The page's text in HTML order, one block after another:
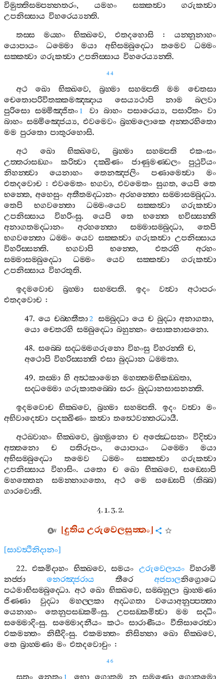
විමුත‍්තිසම‍්පන‍්නතරං, යමහං සක‍්කත්‍වා
ගරුකත්‍වා
උපනිස‍්සාය විහරෙය්‍යන‍්ති.
තස‍්ස
මය‍්හං භික‍්ඛවෙ,එතදහොසි : යන‍්නූනාහං
යොපායං
ධම‍්මො මයා අභිසම‍්බුද‍්ධො තමෙව
ධම‍්මං
සක‍්කත්‍වා ගරුකත්‍වා උපනිස‍්සාය විහරෙය්‍යන‍්ති.
44
අථ ඛො භික‍්ඛවෙ, බ්‍රහ‍්මා සහම‍්පති මම
චෙතසා
චෙතොපරිවිතක‍්කමඤ‍්ඤාය
සෙය්‍යථාපි නාම
බලවා
පුරිසො සම‍්මිඤ‍්ජිතං 1 වා බාහං පසාරෙය්‍ය, පසාරිතං වා
බාහං සම‍්මිඤ‍්ජෙය්‍ය, එවමෙවං බ්‍රහ‍්මලොකෙ අන‍්තරහිතො
මම පුරතො පාතුරහොසි.
අථ
ඛො භික‍්ඛවෙ,බ්‍රහ‍්මා සහම‍්පති
එකංසං
උත‍්තරාසඞ‍්ගං
කරිත්‍වා දක‍්ඛිණං ජාණුමණ‍්ඩලං
පුථුවියං
නිහන‍්ත්‍වා
යෙනාහං තෙනඤ‍්ජලිං පණාමෙත්‍වා
මං
එතදවොච :එවමෙතං භගවා, එවමෙතං සුගත,යෙපි තෙ
භන‍්තෙ,අහෙසුං අතීතමද‍්ධානං අරහන‍්තො සම‍්මාසම‍්බුද‍්ධා.
තෙපි
භගවන‍්තො ධම‍්මංයෙව සක‍්කත්‍වා
ගරුකත්‍වා
උපනිස‍්සාය
විහරිංසු.යෙපි තෙ භන‍්තෙ
භවිස‍්සන‍්ති
අනාගතමද‍්ධානං
අරහන‍්තො සම‍්මාසම‍්බුද‍්ධා,තෙපි
භගවන‍්තො ධම‍්මං යෙව සක‍්කත්‍වා ගරුකත්‍වා උපනිස‍්සාය
විහරිස‍්සන‍්ති. භගවාපි භන‍්තෙ, එතරහි
අරහං
සම‍්මාසම‍්බුද‍්ධො
ධම‍්මං යෙව සක‍්කත්‍වා
ගරුකත්‍වා
උපනිස‍්සාය විහරතූති.
ඉදමවොච
බ්‍රහ‍්මා සහම‍්පති. ඉදං වත්‍වා
අථාපරං
එතදවොච :
47.යෙ චබ‍්භතීතා2 සම‍්බුද‍්ධා යෙ ච බුද‍්ධා අනාගතා,
යො චෙතරහි සම‍්බුද‍්ධො බහුන‍්නං සොකනාසනො.
48.සබ‍්බෙ සද‍්ධම‍්මගරුනො විහංසු විහරන‍්ති ච,
අථොපි විහරිස‍්සන‍්ති එසා බුද‍්ධාන ධම‍්මතා.
49.තස‍්මා හි අත්‍ථකාමෙන මහත‍්තමභිකඞ‍්ඛතා,
සද‍්ධම‍්මො ගරුකාතබ‍්බො සරං බුද‍්ධානසාසනන‍්ති.
ඉදමවොච
භික‍්ඛවෙ,බ්‍රහ‍්මා සහම‍්පති. ඉදං වත්‍වා
මං
අභිවාදෙත්‍වා පදක‍්ඛිණං කත්‍වා තත්‍ථෙවන‍්තරධායී.
අථඛ‍්වාහං භික‍්ඛවෙ,බ්‍රහ‍්මුනො ච අජ‍්ඣෙසනං විදිත්‍වා
අත‍්තනො
ච පතිරූපං,යොපායං ධම‍්මො
මයා
අභිසම‍්බුද‍්ධො
තමෙව ධම‍්මං සක‍්කත්‍වා
ගරුකත්‍වා
උපනිස‍්සාය
විහාසිං.යතො ච ඛො භික‍්ඛවෙ,සඞ‍්ඝොපි
මහත‍්තෙන
සමන‍්නාගතො,අථ මෙ සඞ‍්ඝෙපි(තිබ‍්බ)
ගාරවොති.
4. 1. 3. 2.
[දුතියඋරුවෙලසුත‍්තං]
[සාවත්‍ථිනිදානං]
22.එකමිදාහං භික‍්ඛවෙ,සමයං උරුවෙලායං විහරාමි
නජ‍්ජා
නෙරඤ‍්ජරාය තීරෙ අජපාලනිග්‍රොධෙ
පඨමාභිසම‍්බුද‍්ධො. අථ ඛො භික‍්ඛවෙ,සම‍්බහුලා බ්‍රාහ‍්මණා
ජිණ‍්ණා
වුද‍්ධා මහල‍්ලකා අද‍්ධගතා
වයොඅනුප‍්පත‍්තා
යෙනාහං
තෙනුපසඞ‍්කමිංසු. උපසඞ‍්කමිත්‍වා මම
සද‍්ධිං
සම‍්මොදිංසු. සම‍්මොදනීයං කථං සාරාණීයං වීතිසාරෙත්‍වා
එකමන‍්තං
නිසීදිංසු. එකමන‍්තං නිසින‍්නා ඛො භික‍්ඛවෙ,
තෙ බ්‍රාහ‍්මණා මං එතදවොචුං :
46
1